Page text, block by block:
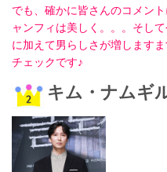
でも、確かに皆さんのコメン
ャンフィは美しく。。。そし
に加えて男らしさが増します
チェックです♪
キム・ナムギ